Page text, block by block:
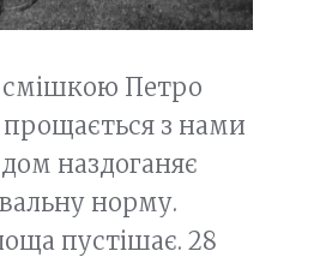
Петро
з нами
наздоганяє
норму.
пустішає. 28